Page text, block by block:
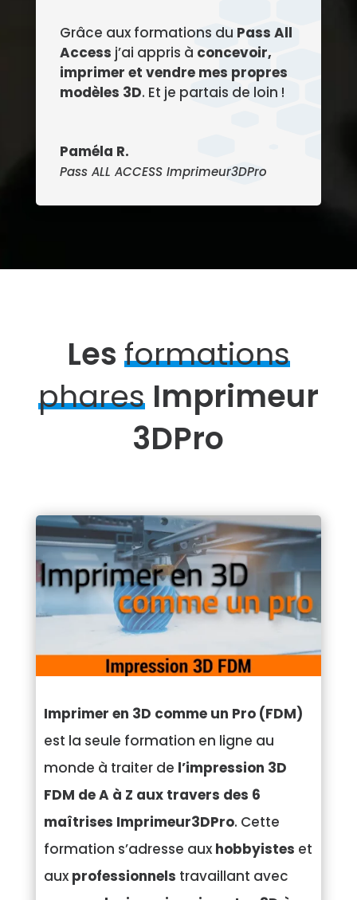
Grâce aux formations du Pass All
Access j’ai appris à concevoir,
imprimer et vendre mes propres
modèles 3D. Et je partais de loin !
Paméla R.
Pass ALL ACCESS Imprimeur3DPro
Les formations
pharesImprimeur
3DPro
Imprimer en 3D comme un Pro (FDM)
est la seule formation en ligne au
monde à traiter de l’impression 3D
FDM de A à Z aux travers des 6
maîtrises Imprimeur3DPro. Cette
formation s’adresse aux hobbyistes et
aux professionnels travaillant avec